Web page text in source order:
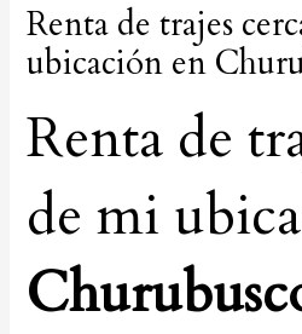
Renta de trajes
ubicación en
Renta de
de mi